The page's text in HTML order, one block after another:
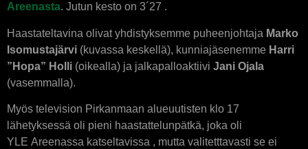
Areenasta. Jutun kesto on 3´27 .
Haastateltavina olivat yhdistyksemme puheenjohtaja Marko
Isomustajärvi (kuvassa keskellä), kunniajäsenemme Harri
”Hopa” Holli (oikealla) ja jalkapalloaktiivi Jani Ojala
(vasemmalla).
Myös television Pirkanmaan alueuutisten klo 17
lähetyksessä oli pieni haastattelunpätkä, joka oli
YLE Areenassa katseltavissa , mutta valitetttavasti se ei